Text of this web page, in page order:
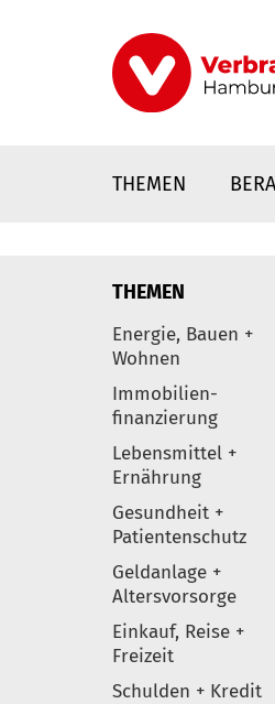
THEMEN
Elemente
THEMEN
Energie, Bauen +
Wohnen
Immobilien-
finanzierung
Lebensmittel +
Ernährung
Gesundheit +
Patientenschutz
Geldanlage +
Altersvorsorge
Einkauf, Reise +
Freizeit
Schulden + Kredit